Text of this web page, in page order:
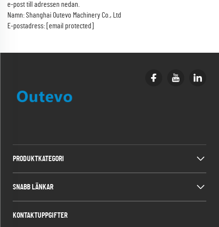
e-post till adressen nedan.
Namn: Shanghai Outevo Machinery Co., Ltd
E-postadress: [email protected]
PRODUKTKATEGORI
SNABB LÄNKAR
KONTAKTUPPGIFTER